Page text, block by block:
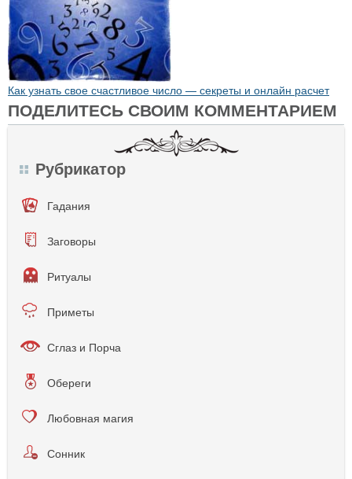
Как узнать свое счастливое число — секреты и онлайн расчет
ПОДЕЛИТЕСЬ СВОИМ КОММЕНТАРИЕМ
Рубрикатор
Гадания
Заговоры
Ритуалы
Приметы
Сглаз и Порча
Обереги
Любовная магия
Сонник